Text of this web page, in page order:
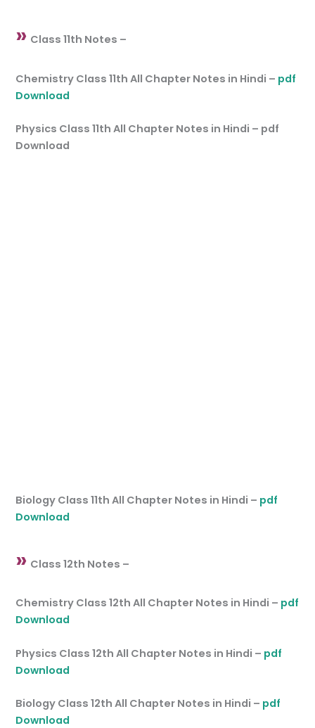
» Class 11th Notes –
Chemistry Class 11th All Chapter Notes in Hindi – pdf
Download
Physics Class 11th All Chapter Notes in Hindi – pdf
Download
Biology Class 11th All Chapter Notes in Hindi – pdf
Download
» Class 12th Notes –
Chemistry Class 12th All Chapter Notes in Hindi – pdf
Download
Physics Class 12th All Chapter Notes in Hindi – pdf
Download
Biology Class 12th All Chapter Notes in Hindi – pdf
Download